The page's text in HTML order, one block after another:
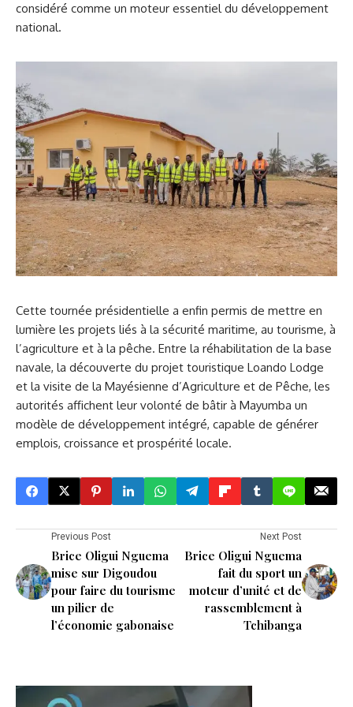
considéré comme un moteur essentiel du développement
national.
Cette tournée présidentielle a enfin permis de mettre en
lumière les projets liés à la sécurité maritime, au tourisme, à
l’agriculture et à la pêche. Entre la réhabilitation de la base
navale, la découverte du projet touristique Loando Lodge
et la visite de la Mayésienne d’Agriculture et de Pêche, les
autorités affichent leur volonté de bâtir à Mayumba un
modèle de développement intégré, capable de générer
emplois, croissance et prospérité locale.
Previous Post
Brice Oligui Nguema
mise sur Digoudou
pour faire du tourisme
un pilier de
l’économie gabonaise
Next Post
Brice Oligui Nguema
fait du sport un
moteur d’unité et de
rassemblement à
Tchibanga